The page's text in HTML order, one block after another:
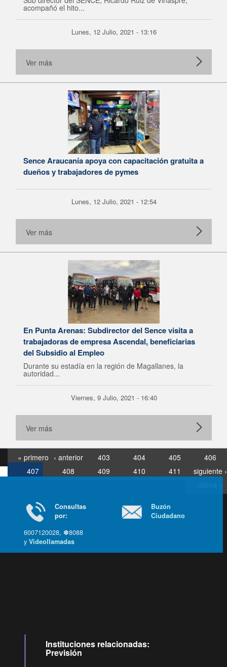
acompañó el hito...
Lunes, 12 Julio, 2021 - 13:16
Ver más
Sence Araucanía apoya con capacitación gratuita a
dueños y trabajadores de pymes
Lunes, 12 Julio, 2021 - 12:54
Ver más
En Punta Arenas: Subdirector del Sence visita a
trabajadoras de empresa Ascendal, beneficiarias
del Subsidio al Empleo
Durante su estadía en la región de Magallanes, la
autoridad...
Viernes, 9 Julio, 2021 - 16:40
Ver más
« primero ‹ anterior 403 404 405
406
407
408 409 410 411
siguiente ›
Consultas
por:
6007120028, ✽8088
yVideollamadas
Buzón
Ciudadano
Instituciones relacionadas:
Previsión